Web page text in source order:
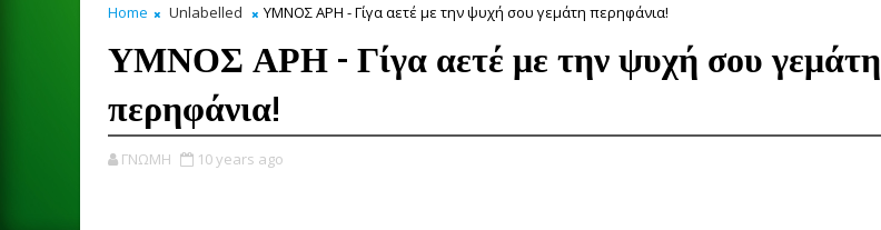
Home Unlabelled ΥΜΝΟΣ ΑΡΗ - Γίγα αετέ με την ψυχή σου γεμάτη περηφάνια!
ΥΜΝΟΣ ΑΡΗ - Γίγα αετέ με την ψυχή σου γεμάτη
περηφάνια!
ΓΝΩΜΗ 10 years ago